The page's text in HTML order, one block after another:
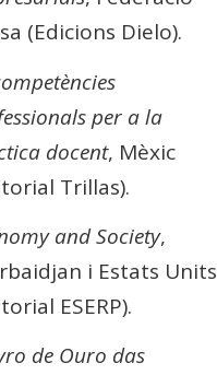
(Edicions Dielo).
per a la
docent, Mèxic
Trillas).
and Society,
i Estats Units
ESERP).
de Ouro das